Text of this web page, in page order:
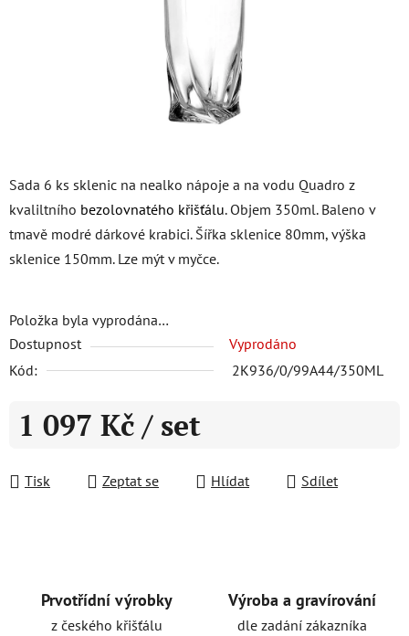
Sada 6 ks sklenic na nealko nápoje a na vodu Quadro z
kvaliltního bezolovnatého křišťálu. Objem 350ml. Baleno v
tmavě modré dárkové krabici. Šířka sklenice 80mm, výška
sklenice 150mm. Lze mýt v myčce.
Položka byla vyprodána…
Dostupnost
Vyprodáno
Kód:
2K936/0/99A44/350ML
1 097 Kč / set
Tisk
Zeptat se Hlídat Sdílet
Prvotřídní výrobky
z českého křišťálu
Výroba a gravírování
dle zadání zákazníka